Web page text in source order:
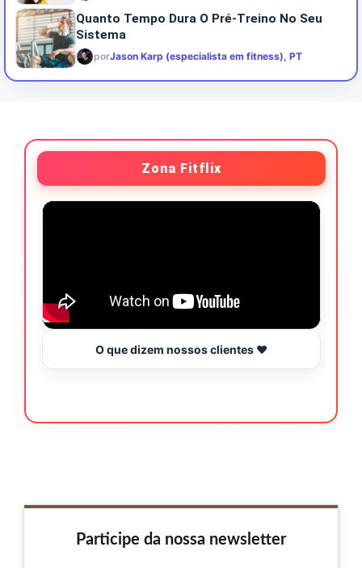
Quanto Tempo Dura O Pré-Treino No Seu
Sistema
porJason Karp (especialista em fitness), PT
Zona Fitflix
O que dizem nossos clientes ❤️
Participe da nossa newsletter